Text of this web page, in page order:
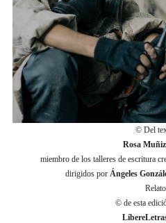
© Del
Rosa Muñiz,
miembro de los talleres de escritura
dirigidos por Ángeles
Relato
© de esta